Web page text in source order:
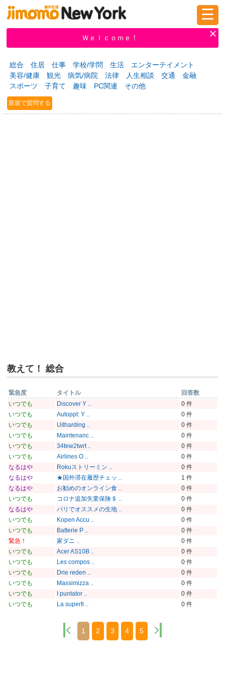
新規登録
掲示板 タウン情報 教えて！
☰
Ｗｅｌｃｏｍｅ！
総合 住居 仕事 学校/学問 生活
エンターテイメント
美容/健康
観光 病気/病院 法律 人生相談 交通
金融
スポーツ
子育て 趣味 PC関連 その他
新規で質問する
教えて！ 総合
緊急度 タイトル
回答数
いつでも
Discover Y ..
0 件
いつでも
Autoppt: Y ..
0 件
いつでも
Uitharding ..
0 件
いつでも
Maintenanc ..
0 件
いつでも
34tew2twrt ..
0 件
いつでも
Airlines O ..
0 件
なるはや
Rokuストリーミン ..
0 件
なるはや
★国外滞在履歴チェッ ..
1 件
なるはや
お勧めのオンライン食 ..
0 件
いつでも
コロナ追加失業保険＄ ..
0 件
なるはや
パリでオススメの生地 ..
0 件
いつでも
Kopen Accu ..
0 件
いつでも
Batterie P ..
0 件
緊急！
家ダニ ..
0 件
いつでも
Acer AS10B ..
0 件
いつでも
Les compos ..
0 件
いつでも
Drie reden ..
0 件
いつでも
Massimizza ..
0 件
いつでも
I puntator ..
0 件
いつでも
La superfi .. 0 件
1 2 3 4 5